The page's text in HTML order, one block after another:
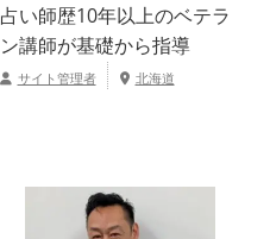
占い師歴10年以上のベテラ
ン講師が基礎から指導
サイト管理者 北海道